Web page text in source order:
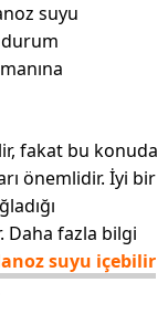
suyu
fakat bu konuda
önemlidir. İyi bir
fazla bilgi
suyu içebilir